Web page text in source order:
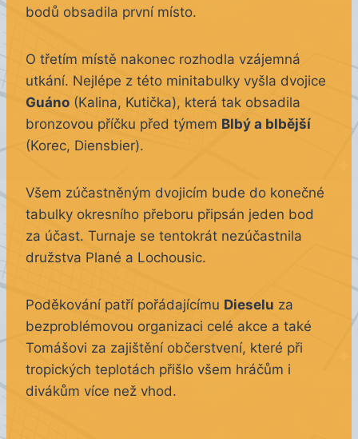
bodů obsadila první místo.
O třetím místě nakonec rozhodla vzájemná
utkání. Nejlépe z této minitabulky vyšla dvojice
Guáno (Kalina, Kutička), která tak obsadila
bronzovou příčku před týmem Blbý a blbější
(Korec, Diensbier).
Všem zúčastněným dvojicím bude do konečné
tabulky okresního přeboru připsán jeden bod
za účast. Turnaje se tentokrát nezúčastnila
družstva Plané a Lochousic.
Poděkování patří pořádajícímu Dieselu za
bezproblémovou organizaci celé akce a také
Tomášovi za zajištění občerstvení, které při
tropických teplotách přišlo všem hráčům i
divákům více než vhod.